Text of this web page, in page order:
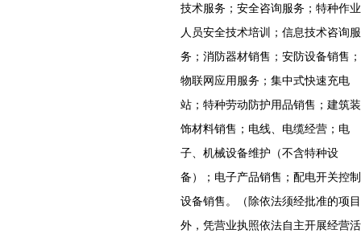
技术服务；安全咨询服务；特种作业
人员安全技术培训；信息技术咨询服
务；消防器材销售；安防设备销售；
物联网应用服务；集中式快速充电
站；特种劳动防护用品销售；建筑装
饰材料销售；电线、电缆经营；电
子、机械设备维护（不含特种设
备）；电子产品销售；配电开关控制
设备销售。（除依法须经批准的项目
外，凭营业执照依法自主开展经营活